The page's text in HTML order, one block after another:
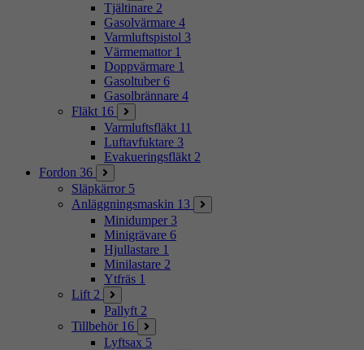
Tjältinare 2
Gasolvärmare 4
Varmluftspistol 3
Värmemattor 1
Doppvärmare 1
Gasoltuber 6
Gasolbrännare 4
Fläkt 16
Varmluftsfläkt 11
Luftavfuktare 3
Evakueringsfläkt 2
Fordon 36
Släpkärror 5
Anläggningsmaskin 13
Minidumper 3
Minigrävare 6
Hjullastare 1
Minilastare 2
Ytfräs 1
Lift 2
Pallyft 2
Tillbehör 16
Lyftsax 5